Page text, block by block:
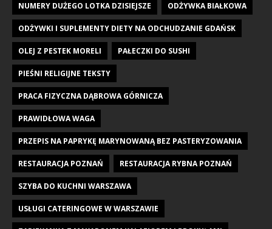
NUMERY DUŻEGO LOTKA DZISIEJSZE ODŻYWKA BIAŁKOWA
ODŻYWKI I SUPLEMENTY DIETY NA ODCHUDZANIE GDAŃSK
OLEJ Z PESTEK MORELI PAŁECZKI DO SUSHI
PIEŚNI RELIGIJNE TEKSTY
PRACA FIZYCZNA DĄBROWA GÓRNICZA
PRAWIDŁOWA WAGA
PRZEPIS NA PAPRYKĘ MARYNOWANĄ BEZ PASTERYZOWANIA
RESTAURACJA POZNAŃ RESTAURACJA RYBNA POZNAŃ
SZYBA DO KUCHNI WARSZAWA
USŁUGI CATERINGOWE W WARSZAWIE